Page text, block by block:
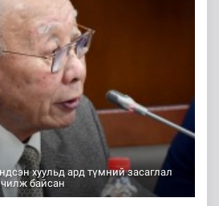
хуульд ард түмний засаглал
байсан